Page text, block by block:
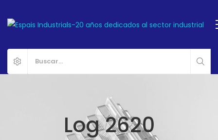
Log 2620